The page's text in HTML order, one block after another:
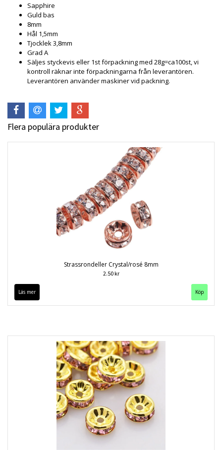
Sapphire
Guld bas
8mm
Hål 1,5mm
Tjocklek 3,8mm
Grad A
Säljes styckevis eller 1st förpackning med 28g=ca100st, vi
kontroll räknar inte förpackningarna från leverantören.
Leverantören använder maskiner vid packning.
Flera populära produkter
Strassrondeller Crystal/rosé 8mm
2.50 kr
Läs mer Köp